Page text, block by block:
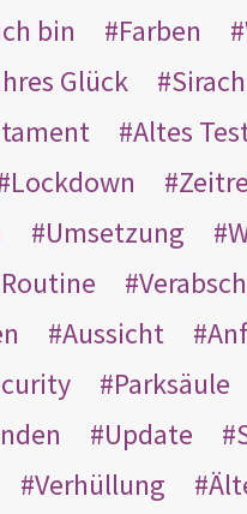
bin Farben
Glück Sirach
Altes
Lockdown
Umsetzung
Routine
Aussicht
Parksäule
Update
Verhüllung